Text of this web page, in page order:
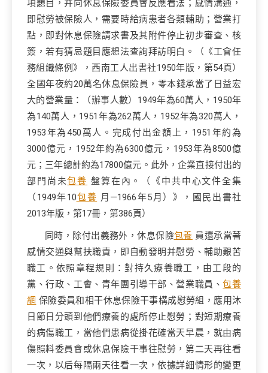
項題目，并向休息保險委員會反應看法；感情溝通，
即慰勞被保險人，需要時給病患者各類輔助；營業打
點，即對休息保險請求書及其附件停止初步審查、核
簽，若有猜忌題目應想法查詢拜訪明白。（《工會任
務組織條例》，西南工人出書社1950年版，第54頁）
全國年夜約20萬名休息保險員，零本錢承當了日益宏
大的營業量：（辦事人數）1949年為60萬人，1950年
為140萬人，1951年為262萬人，1952年為320萬人，
1953年為450萬人。完成付出金額上，1951年約為
3000億元，1952年約為6300億元，1953年為8500億
元；三年總計約為17800億元。此外，企業直接付出的
部門尚未包養 盤算在內。（《中共中心文件全集
（1949年10包養 月—1966年5月）》，國民出書社
2013年版，第17冊，第386頁）
同時，除付出義務外，休息保險包養 員還承當著
感情交通與幫扶職責，即自動發明并慰勞、輔助艱苦
職工。依照章程規則：對持久療養職工，由工段的
黨、行政、工會、青年團引導干部、營業職員、包養
網 保險委員和相干休息保險干事構成慰勞組，應用沐
日節日分頭到他們療養的處所停止慰勞；對短期療養
的病傷職工，當他們患病從掛花確當天早晨，就由病
傷照料委員會或休息保險干事往慰勞，第二天再往看
一次，以后每隔兩天往看一次，依據詳細情形的變更